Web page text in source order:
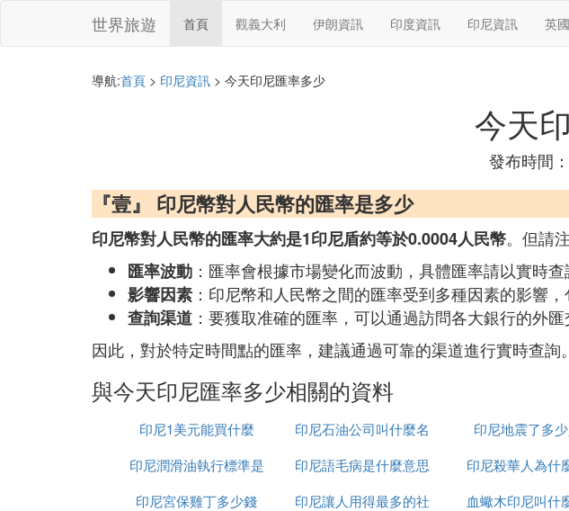
世界旅遊 首頁 觀義大利 伊朗資訊 印度資訊 印尼資訊 英
導航:首頁 > 印尼資訊 > 今天印尼匯率多少
今天
發布時間
『壹』 印尼幣對人民幣的匯率是多少
印尼幣對人民幣的匯率大約是1印尼盾約等於0.0004人民幣。但請
匯率波動 ：匯率會根據市場變化而波動，具體匯率請以實時查
影響因素 ：印尼幣和人民幣之間的匯率受到多種因素的影響
查詢渠道 ：要獲取准確的匯率，可以通過訪問各大銀行的外
因此，對於特定時間點的匯率，建議通過可靠的渠道進行實時查詢。
與今天印尼匯率多少相關的資料
印尼1美元能買什麼
印尼石油公司叫什麼名
字
印尼地震了多
印尼潤滑油執行標準是
什麼
印尼語毛病是什麼意思 印尼殺華人為什
印尼宮保雞丁多少錢
印尼讓人用得最多的社
血蠍木印尼叫什